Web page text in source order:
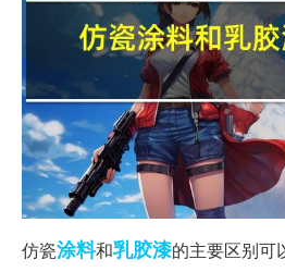
仿瓷涂料和乳胶漆的主要区别可